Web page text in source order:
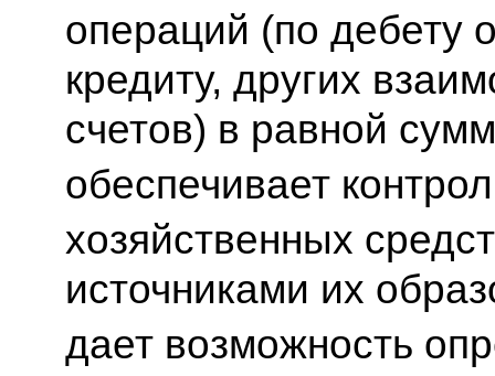
операций (по дебету
кредиту, других
счетов) в равной
обеспечивает
хозяйственных
источниками их
дает возможность